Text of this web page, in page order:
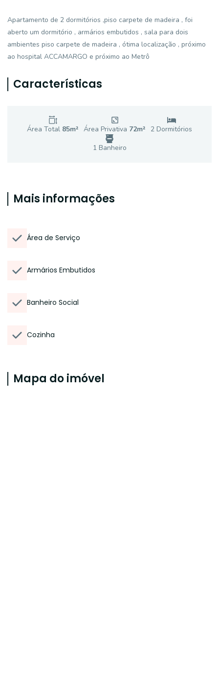
Apartamento de 2 dormitórios ,piso carpete de madeira , foi
aberto um dormitório , armários embutidos , sala para dois
ambientes piso carpete de madeira , ótima localização , próximo
ao hospital ACCAMARGO e próximo ao Metrô
Características
Área Total 85m² Área Privativa 72m² 2 Dormitórios
1 Banheiro
Mais informações
Área de Serviço
Armários Embutidos
Banheiro Social
Cozinha
Mapa do imóvel